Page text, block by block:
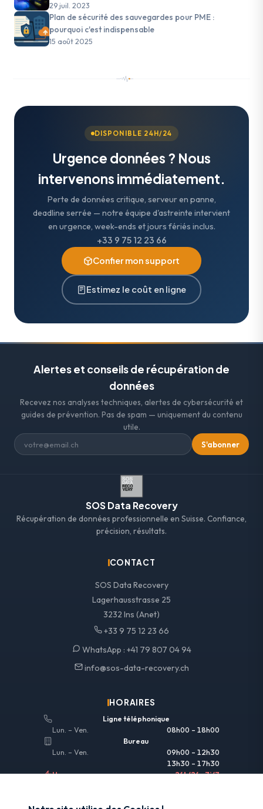
29 juil. 2023
Plan de sécurité des sauvegardes pour PME :
pourquoi c'est indispensable
15 août 2025
DISPONIBLE 24H/24
Urgence données ? Nous
intervenons immédiatement.
Perte de données critique, serveur en panne,
deadline serrée — notre équipe d'astreinte intervient
en urgence, week-ends et jours fériés inclus.
+33 9 75 12 23 66
Confier mon support
Estimez le coût en ligne
Alertes et conseils de récupération de
données
Recevez nos analyses techniques, alertes de cybersécurité et
guides de prévention. Pas de spam — uniquement du contenu
utile.
S'abonner
SOS Data Recovery
Récupération de données professionnelle en Suisse. Confiance,
précision, résultats.
CONTACT
SOS Data Recovery
Lagerhausstrasse 25
3232 Ins (Anet)
+33 9 75 12 23 66
WhatsApp : +41 79 807 04 94
info@sos-data-recovery.ch
HORAIRES
Ligne téléphonique
Lun. – Ven.
08h00 – 18h00
Bureau
Lun. – Ven.
09h00 – 12h30
13h30 – 17h30
Urgences
24h/24 • 7j/7
LIENS UTILES